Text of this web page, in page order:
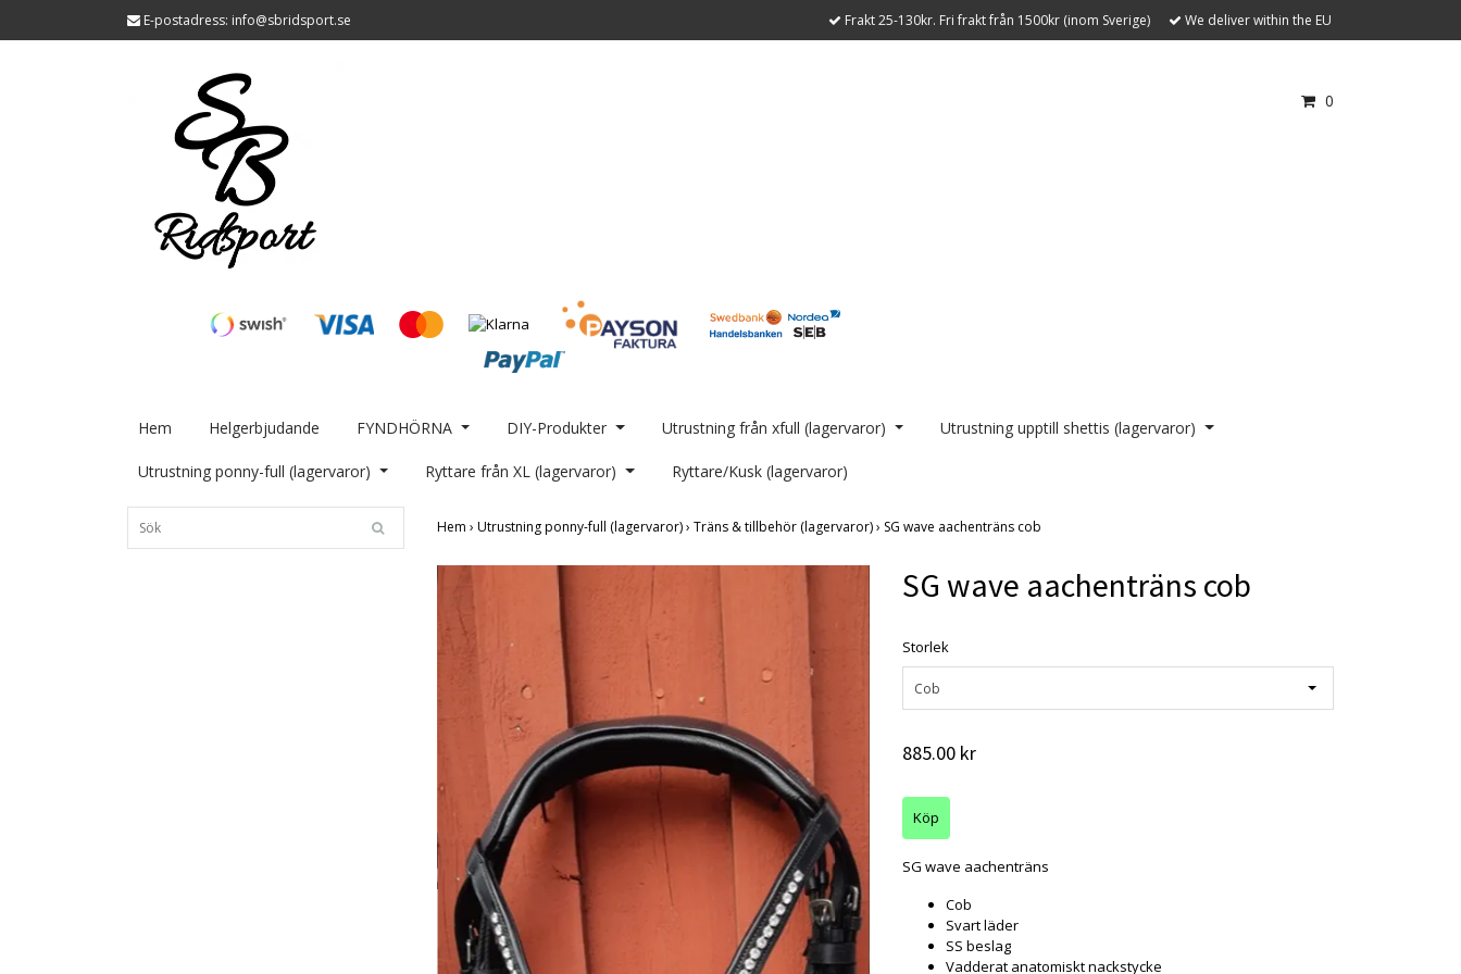
E-postadress: info@sbridsport.se Frakt 25-130kr. Fri frakt från 1500kr (inom Sverige) We deliver within the EU
0
Hem Helgerbjudande FYNDHÖRNA DIY-Produkter Utrustning från xfull (lagervaror) Utrustning upptill shettis (lagervaror)
Utrustning ponny-full (lagervaror) Ryttare från XL (lagervaror) Ryttare/Kusk (lagervaror)
Hem › Utrustning ponny-full (lagervaror)› Träns & tillbehör (lagervaror)› SG wave aachenträns cob
SG wave aachenträns cob
Storlek
Cob
885.00 kr
SG wave aachenträns
Cob
Svart läder
SS beslag
Vadderat anatomiskt nackstycke